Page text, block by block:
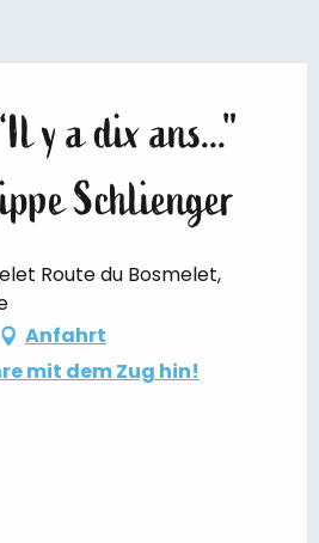
y a dix ans..."
Schlienger
Route du Bosmelet,
Anfahrt
mit dem Zug hin!